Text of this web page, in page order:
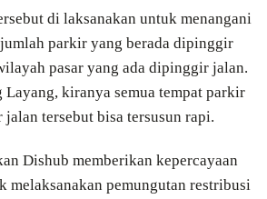
di laksanakan untuk menangani
parkir yang berada dipinggir
pasar yang ada dipinggir jalan.
Layang, kiranya semua tempat parkir
tersebut bisa tersusun rapi.
Dishub memberikan kepercayaan
melaksanakan pemungutan restribusi